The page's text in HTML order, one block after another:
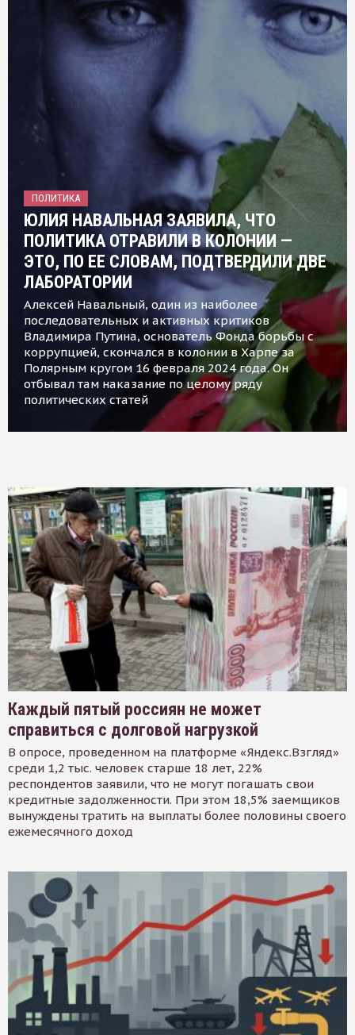
ПОЛИТИКА
ЮЛИЯ НАВАЛЬНАЯ ЗАЯВИЛА, ЧТО
ПОЛИТИКА ОТРАВИЛИ В КОЛОНИИ —
ЭТО, ПО ЕЕ СЛОВАМ, ПОДТВЕРДИЛИ ДВЕ
ЛАБОРАТОРИИ
Алексей Навальный, один из наиболее
последовательных и активных критиков
Владимира Путина, основатель Фонда борьбы с
коррупцией, скончался в колонии в Харпе за
Полярным кругом 16 февраля 2024 года. Он
отбывал там наказание по целому ряду
политических статей
Каждый пятый россиян не может
справиться с долговой нагрузкой
В опросе, проведенном на платформе «Яндекс.Взгляд»
среди 1,2 тыс. человек старше 18 лет, 22%
респондентов заявили, что не могут погашать свои
кредитные задолженности. При этом 18,5% заемщиков
вынуждены тратить на выплаты более половины своего
ежемесячного доход